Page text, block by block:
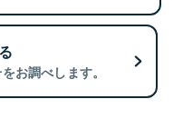
お調べします。